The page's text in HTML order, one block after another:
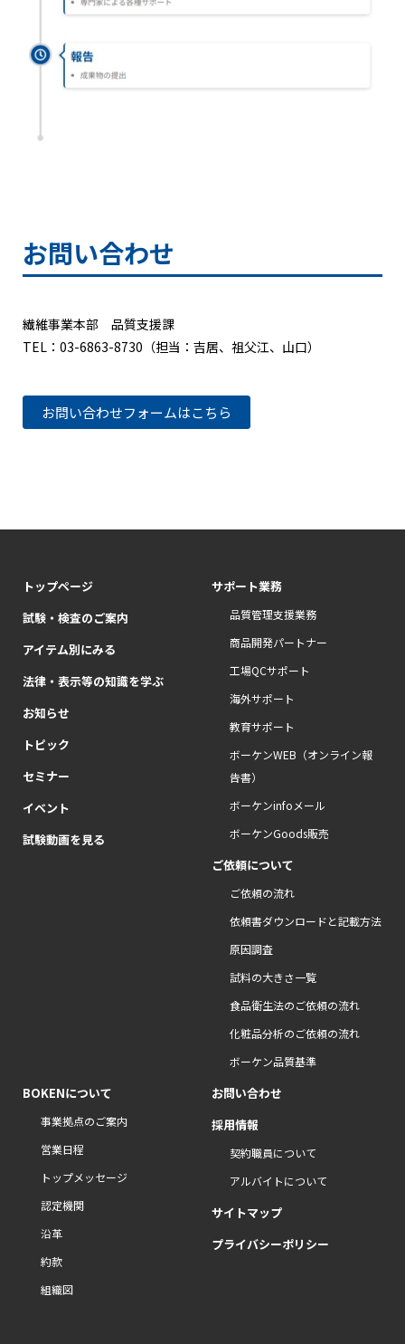
お問い合わせ
繊維事業本部 品質支援課
TEL：03-6863-8730（担当：吉居、祖父江、山口）
お問い合わせフォームはこちら
トップページ
試験・検査のご案内
アイテム別にみる
法律・表示等の知識を学ぶ
お知らせ
トピック
セミナー
イベント
試験動画を見る
サポート業務
品質管理支援業務
商品開発パートナー
工場QCサポート
海外サポート
教育サポート
ボーケンWEB（オンライン報
告書）
ボーケンinfoメール
ボーケンGoods販売
ご依頼について
ご依頼の流れ
依頼書ダウンロードと記載方法
原因調査
試料の大きさ一覧
食品衛生法のご依頼の流れ
化粧品分析のご依頼の流れ
ボーケン品質基準
BOKENについて
事業拠点のご案内
営業日程
トップメッセージ
認定機関
沿革
約款
組織図
お問い合わせ
採用情報
契約職員について
アルバイトについて
サイトマップ
プライバシーポリシー